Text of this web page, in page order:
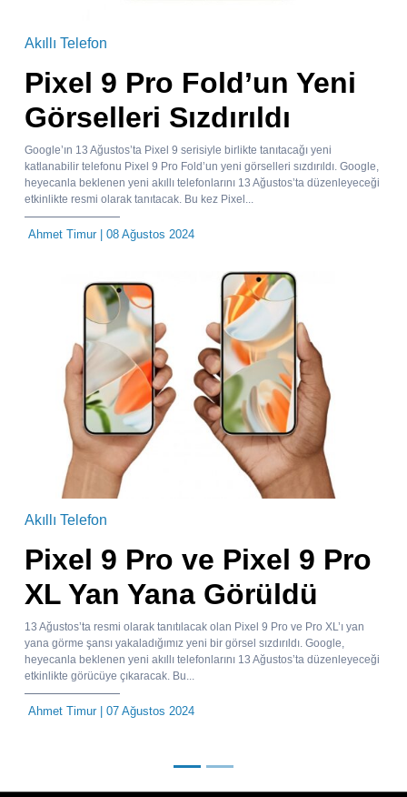
Akıllı Telefon
Pixel 9 Pro Fold’un Yeni
Görselleri Sızdırıldı
Google’ın 13 Ağustos’ta Pixel 9 serisiyle birlikte tanıtacağı yeni
katlanabilir telefonu Pixel 9 Pro Fold’un yeni görselleri sızdırıldı. Google,
heyecanla beklenen yeni akıllı telefonlarını 13 Ağustos’ta düzenleyeceği
etkinlikte resmi olarak tanıtacak. Bu kez Pixel...
Ahmet Timur| 08 Ağustos 2024
Akıllı Telefon
Pixel 9 Pro ve Pixel 9 Pro
XL Yan Yana Görüldü
13 Ağustos’ta resmi olarak tanıtılacak olan Pixel 9 Pro ve Pro XL’ı yan
yana görme şansı yakaladığımız yeni bir görsel sızdırıldı. Google,
heyecanla beklenen yeni akıllı telefonlarını 13 Ağustos’ta düzenleyeceği
etkinlikte görücüye çıkaracak. Bu...
Ahmet Timur| 07 Ağustos 2024